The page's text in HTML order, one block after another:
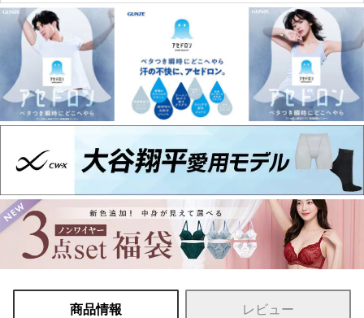
商品情報 レビュー